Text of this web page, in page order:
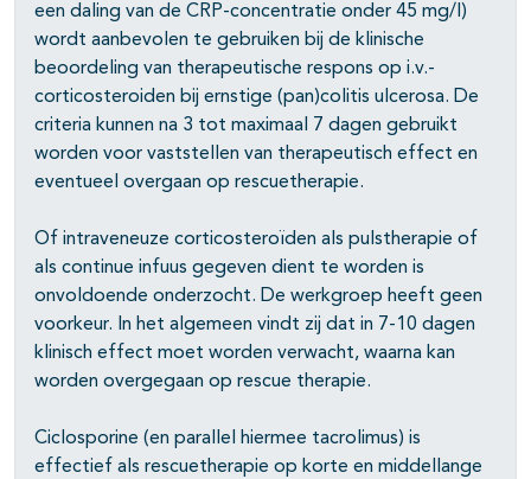
een daling van de CRP-concentratie onder 45 mg/l)
wordt aanbevolen te gebruiken bij de klinische
beoordeling van therapeutische respons op i.v.-
corticosteroiden bij ernstige (pan)colitis ulcerosa. De
criteria kunnen na 3 tot maximaal 7 dagen gebruikt
worden voor vaststellen van therapeutisch effect en
eventueel overgaan op rescuetherapie.
Of intraveneuze corticosteroïden als pulstherapie of
als continue infuus gegeven dient te worden is
onvoldoende onderzocht. De werkgroep heeft geen
voorkeur. In het algemeen vindt zij dat in 7-10 dagen
klinisch effect moet worden verwacht, waarna kan
worden overgegaan op rescue therapie.
Ciclosporine (en parallel hiermee tacrolimus) is
effectief als rescuetherapie op korte en middellange